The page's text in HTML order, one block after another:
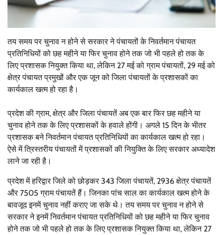
तय समय पर चुनाव न होने से सरकार ने पंचायतों के निवर्तमान पंचायत
प्रतिनिधियों को छह महीने या फिर चुनाव होने तक जो भी पहले हो तक के
लिए प्रशासक नियुक्त किया था, लेकिन 27 मई को ग्राम पंचायतों, 29 मई को
क्षेत्र पंचायत प्रमुखों और एक जून को जिला पंचायतों के प्रशासकों का
कार्यकाल खत्म हो रहा है।
प्रदेश की ग्राम, क्षेत्र और जिला पंचायतें अब एक बार फिर छह महीने या
चुनाव होने तक के लिए प्रशासकों के हवाले होंगी। अगले 15 दिन के भीतर
प्रशासक बने निवर्तमान पंचायत प्रतिनिधियों का कार्यकाल खत्म हो रहा।
ऐसे में त्रिस्तरीय पंचायतों में प्रशासकों की नियुक्ति के लिए सरकार अध्यादेश
लाने जा रही है।
प्रदेश में हरिद्वार जिले को छोड़कर 343 जिला पंचायतें, 2936 क्षेत्र पंचायतें
और 7505 ग्राम पंचायतें हैं। जिनका पांच साल का कार्यकाल खत्म होने के
बावजूद इनमें चुनाव नहीं कराए जा सके थे। तय समय पर चुनाव न होने से
सरकार ने इनमें निवर्तमान पंचायत प्रतिनिधियों को छह महीने या फिर चुनाव
होने तक जो भी पहले हो तक के लिए प्रशासक नियुक्त किया था, लेकिन 27